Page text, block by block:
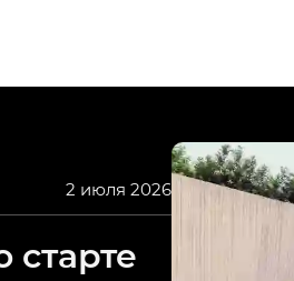
2 июля 2026
старте